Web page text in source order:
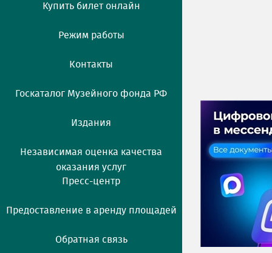
Купить билет онлайн
Режим работы
Контакты
Госкаталог Музейного фонда РФ
Издания
Независимая оценка качества
оказания услуг
Пресс-центр
Предоставление в аренду площадей
Обратная связь